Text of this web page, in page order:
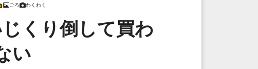
ごろ わくわく
くり倒して買わ
い